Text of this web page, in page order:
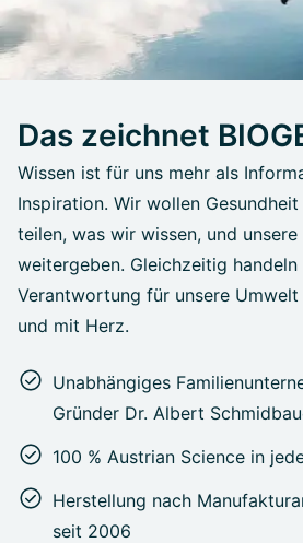
Das zeichnet
Wissen ist für uns mehr als
Inspiration. Wir wollen
teilen, was wir wissen, und
weitergeben. Gleichzeitig
Verantwortung für unsere Umwelt
und mit Herz.
Unabhängiges
Gründer Dr. Albert
100 % Austrian Science in
Herstellung nach
seit 2006